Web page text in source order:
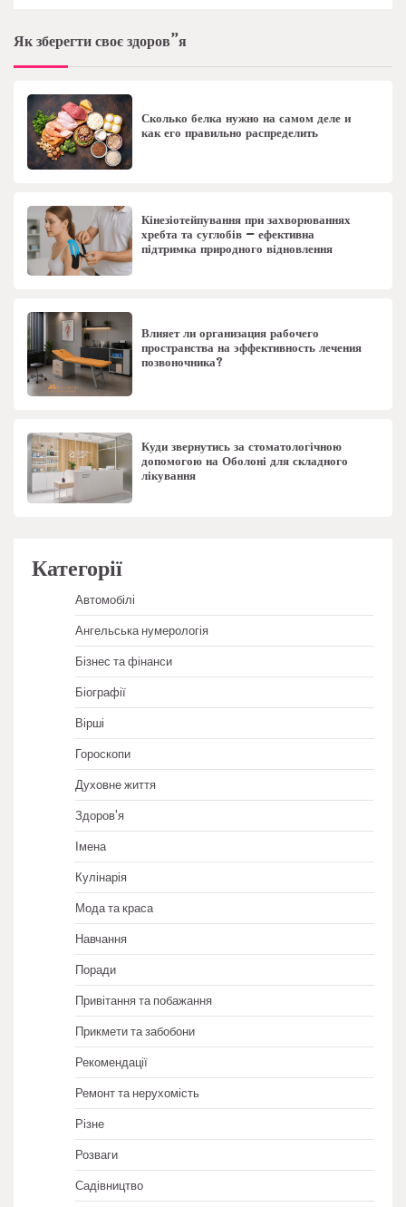
Як зберегти своє здоров”я
Сколько белка нужно на самом деле и
как его правильно распределить
Кінезіотейпування при захворюваннях
хребта та суглобів – ефективна
підтримка природного відновлення
Влияет ли организация рабочего
пространства на эффективность лечения
позвоночника?
Куди звернутись за стоматологічною
допомогою на Оболоні для складного
лікування
Категорії
Автомобілі
Ангельська нумерологія
Бізнес та фінанси
Біографії
Вірші
Гороскопи
Духовне життя
Здоров'я
Імена
Кулінарія
Мода та краса
Навчання
Поради
Привітання та побажання
Прикмети та забобони
Рекомендації
Ремонт та нерухомість
Різне
Розваги
Садівництво